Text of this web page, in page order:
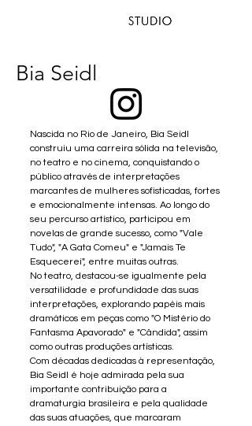
Bia Seidl
Nascida no Rio de Janeiro, Bia Seidl
construiu uma carreira sólida na televisão,
no teatro e no cinema, conquistando o
público através de interpretações
marcantes de mulheres sofisticadas, fortes
e emocionalmente intensas. Ao longo do
seu percurso artístico, participou em
novelas de grande sucesso, como "Vale
Tudo", "A Gata Comeu" e "Jamais Te
Esquecerei", entre muitas outras.
No teatro, destacou-se igualmente pela
versatilidade e profundidade das suas
interpretações, explorando papéis mais
dramáticos em peças como "O Mistério do
Fantasma Apavorado" e "Cândida", assim
como outras produções artísticas.
Com décadas dedicadas à representação,
Bia Seidl é hoje admirada pela sua
importante contribuição para a
dramaturgia brasileira e pela qualidade
das suas atuações, que marcaram